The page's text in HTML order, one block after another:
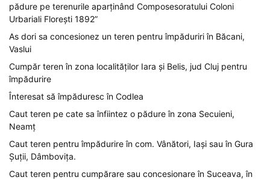
pădure pe terenurile aparținând Composesoratului Coloni
Urbariali Florești 1892”
As dori sa concesionez un teren pentru împăduriri în Băcani,
Vaslui
Cumpăr teren în zona localităților Iara și Belis, jud Cluj pentru
împădurire
Înteresat să împăduresc în Codlea
Caut teren pe cate sa înfiintez o pădure în zona Secuieni,
Neamț
Caut teren pentru împădurire în com. Vânători, Iași sau în Gura
Șuții, Dâmbovița.
Caut teren pentru cumpărare sau concesionare în Suceava, în